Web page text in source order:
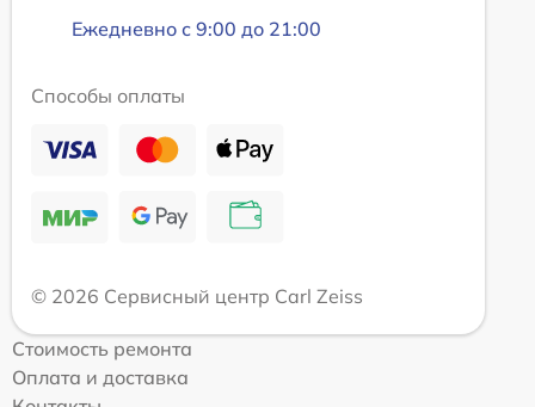
Ежедневно с 9:00 до 21:00
Способы оплаты
© 2026 Сервисный центр Carl Zeiss
Стоимость ремонта
Оплата и доставка